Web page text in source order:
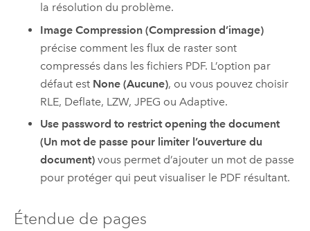
la résolution du problème.
Image Compression (Compression d’image)
précise comment les flux de raster sont
compressés dans les fichiers PDF. L’option par
défaut est None (Aucune), ou vous pouvez choisir
RLE, Deflate, LZW, JPEG ou Adaptive.
Use password to restrict opening the document
(Un mot de passe pour limiter l’ouverture du
document) vous permet d’ajouter un mot de passe
pour protéger qui peut visualiser le PDF résultant.
Étendue de pages